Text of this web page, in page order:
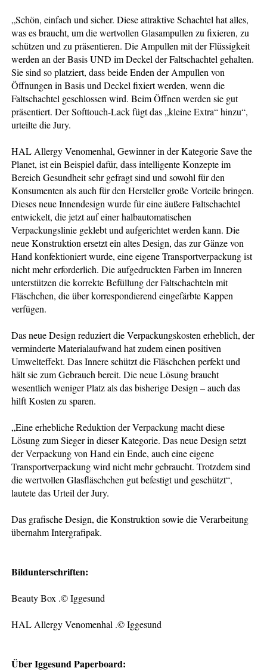
„Schön, einfach und sicher. Diese attraktive Schachtel hat alles,
was es braucht, um die wertvollen Glasampullen zu fixieren, zu
schützen und zu präsentieren. Die Ampullen mit der Flüssigkeit
werden an der Basis UND im Deckel der Faltschachtel gehalten.
Sie sind so platziert, dass beide Enden der Ampullen von
Öffnungen in Basis und Deckel fixiert werden, wenn die
Faltschachtel geschlossen wird. Beim Öffnen werden sie gut
präsentiert. Der Softtouch-Lack fügt das „kleine Extra“ hinzu“,
urteilte die Jury.
HAL Allergy Venomenhal, Gewinner in der Kategorie Save the
Planet, ist ein Beispiel dafür, dass intelligente Konzepte im
Bereich Gesundheit sehr gefragt sind und sowohl für den
Konsumenten als auch für den Hersteller große Vorteile bringen.
Dieses neue Innendesign wurde für eine äußere Faltschachtel
entwickelt, die jetzt auf einer halbautomatischen
Verpackungslinie geklebt und aufgerichtet werden kann. Die
neue Konstruktion ersetzt ein altes Design, das zur Gänze von
Hand konfektioniert wurde, eine eigene Transportverpackung ist
nicht mehr erforderlich. Die aufgedruckten Farben im Inneren
unterstützen die korrekte Befüllung der Faltschachteln mit
Fläschchen, die über korrespondierend eingefärbte Kappen
verfügen.
Das neue Design reduziert die Verpackungskosten erheblich, der
verminderte Materialaufwand hat zudem einen positiven
Umwelteffekt. Das Innere schützt die Fläschchen perfekt und
hält sie zum Gebrauch bereit. Die neue Lösung braucht
wesentlich weniger Platz als das bisherige Design – auch das
hilft Kosten zu sparen.
„Eine erhebliche Reduktion der Verpackung macht diese
Lösung zum Sieger in dieser Kategorie. Das neue Design setzt
der Verpackung von Hand ein Ende, auch eine eigene
Transportverpackung wird nicht mehr gebraucht. Trotzdem sind
die wertvollen Glasfläschchen gut befestigt und geschützt“,
lautete das Urteil der Jury.
Das grafische Design, die Konstruktion sowie die Verarbeitung
übernahm Intergrafipak.
Bildunterschriften:
Beauty Box .© Iggesund
HAL Allergy Venomenhal .© Iggesund
Über Iggesund Paperboard: